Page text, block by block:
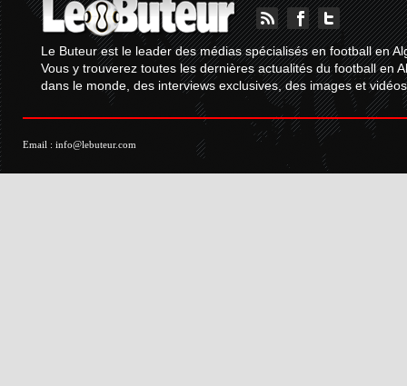
Le Buteur est le leader des médias spécialisés en football en
Vous y trouverez toutes les dernières actualités du football en
dans le monde, des interviews exclusives, des images et
Email : info@lebuteur.com